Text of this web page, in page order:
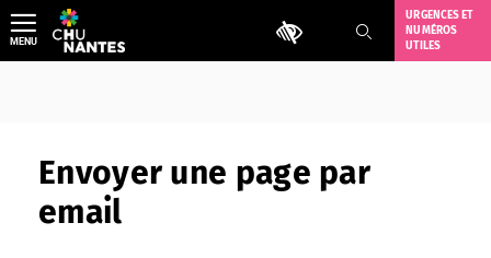
Aller
au
contenu
Outils d'accessibilité
URGENCES ET
NUMÉROS
UTILES
MENU
Envoyer une page par
email